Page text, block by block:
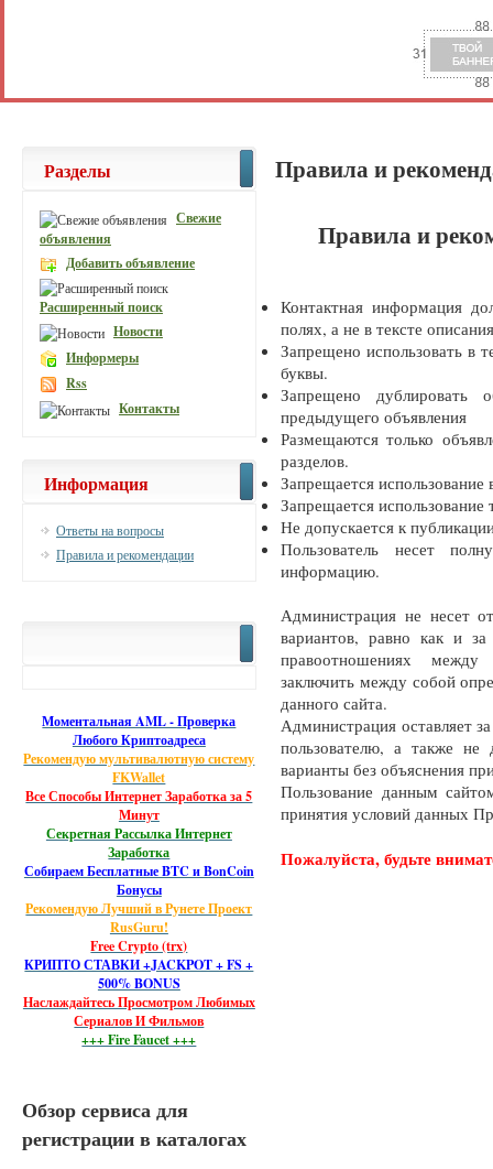
Правила и
Правила и
Контактная информация
полях, а не в тексте
Запрещено использовать в
буквы.
Запрещено дублировать
предыдущего объявления
Размещаются только
разделов.
Запрещается использование
Запрещается использование
Не допускается к
Пользователь несет
информацию.
Администрация не несет
вариантов, равно как и за
правоотношениях
заключить между собой
данного сайта.
Администрация оставляет
пользователю, а также не
варианты без объяснения
Пользование данным
принятия условий данных
Пожалуйста, будьте
Разделы
Свежие
объявления
Добавить объявление
Расширенный поиск
Новости
Информеры
Rss
Контакты
Информация
Ответы на вопросы
Правила и рекомендации
Моментальная AML - Проверка
Любого Криптоадреса
Рекомендую мультивалютную систему
FKWallet
Все Способы Интернет Заработка за 5
Минут
Секретная Рассылка Интернет
Заработка
Собираем Бесплатные BTC и BonCoin
Бонусы
Рекомендую Лучший в Рунете Проект
RusGuru!
Free Crypto (trx)
КРИПТО СТАВКИ +JACKPOT + FS +
500% BONUS
Наслаждайтесь Просмотром Любимых
Сериалов И Фильмов
+++ Fire Faucet +++
Обзор сервиса для
регистрации в каталогах